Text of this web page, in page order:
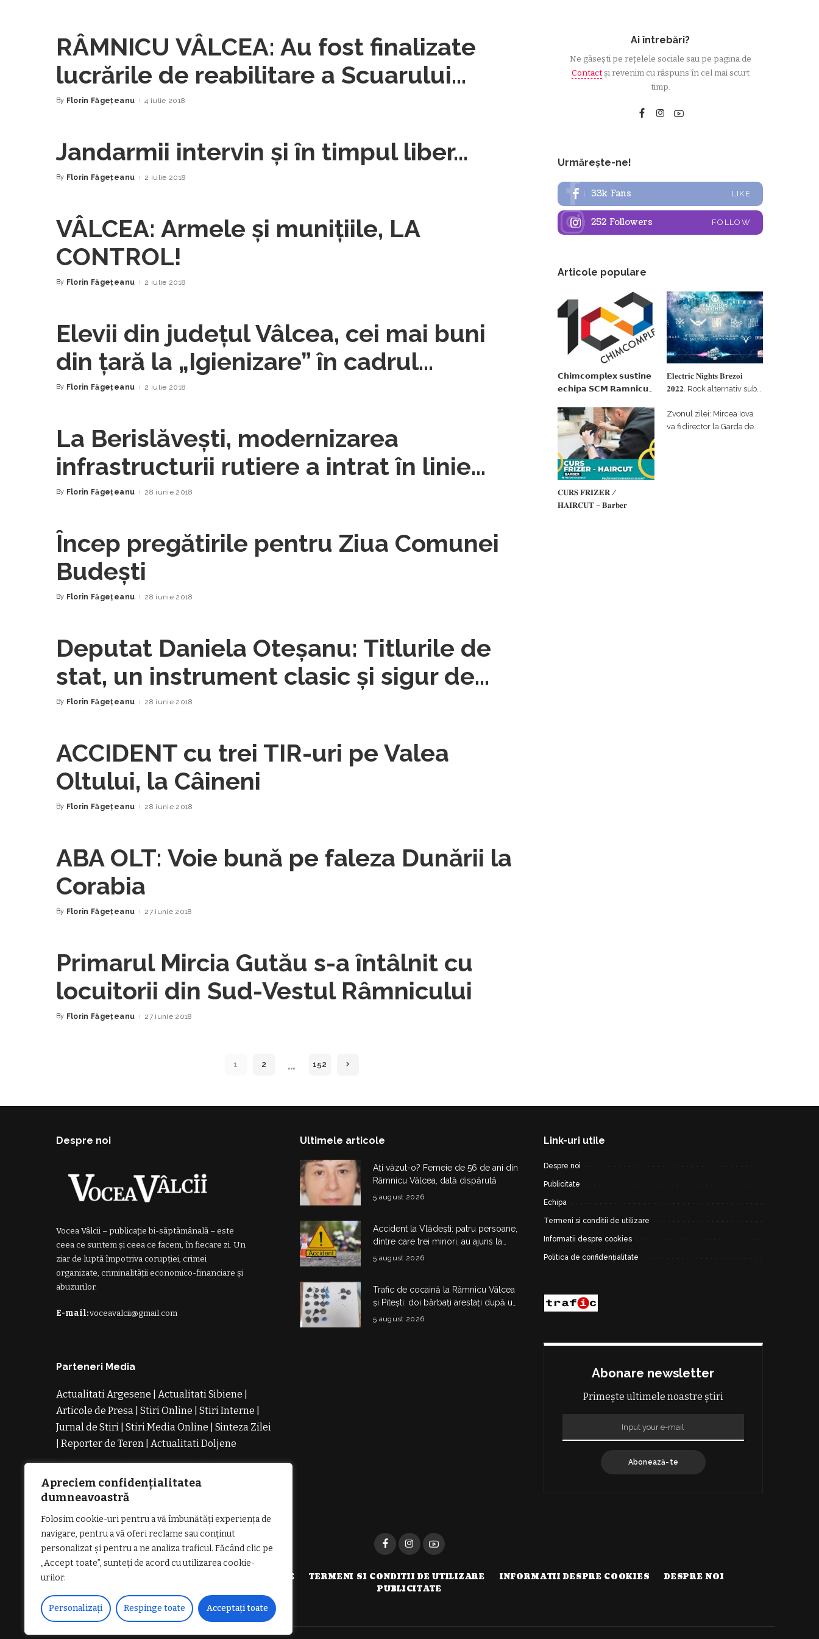
Apreciem confidențialitatea
dumneavoastră
Folosim cookie-uri pentru a vă îmbunătăți experiența de
navigare, pentru a vă oferi reclame sau conținut
personalizat și pentru a ne analiza traficul. Făcând clic pe
„Accept toate”, sunteți de acord cu utilizarea cookie-
urilor.
Personalizați Respinge toate Acceptați toate
RÂMNICU VÂLCEA: Au fost finalizate
lucrările de reabilitare a Scuarului
Revoluţiei
Posted
By Florin Făgeţeanu 4 iulie 2018
Jandarmii intervin şi în timpul liber…
Posted
By Florin Făgeţeanu 2 iulie 2018
VÂLCEA: Armele şi muniţiile, LA
CONTROL!
Posted
By Florin Făgeţeanu 2 iulie 2018
Elevii din județul Vâlcea, cei mai buni
din țară la „Igienizare” în cadrul
Concursului Național ecOprovocarea
Posted
By Florin Făgeţeanu 2 iulie 2018
La Berislăveşti, modernizarea
infrastructurii rutiere a intrat în linie
dreaptă
Posted
By Florin Făgeţeanu 28 iunie 2018
Încep pregătirile pentru Ziua Comunei
Budeşti
Posted
By Florin Făgeţeanu 28 iunie 2018
Deputat Daniela Oteşanu: Titlurile de
stat, un instrument clasic şi sigur de
economisire pentru persoanele fizice
Posted
By Florin Făgeţeanu 28 iunie 2018
ACCIDENT cu trei TIR-uri pe Valea
Oltului, la Câineni
Posted
By Florin Făgeţeanu 28 iunie 2018
ABA OLT: Voie bună pe faleza Dunării la
Corabia
Posted
By Florin Făgeţeanu 27 iunie 2018
Primarul Mircia Gutău s-a întâlnit cu
locuitorii din Sud-Vestul Râmnicului
Posted
By Florin Făgeţeanu 27 iunie 2018
1 2 … 152
Ai întrebări?
Ne găsești pe rețelele sociale sau pe pagina de
Contactși revenim cu răspuns în cel mai scurt
timp.
Urmărește-ne!
33k Fans LIKE
252 Followers FOLLOW
Articole populare
𝗖𝗵𝗶𝗺𝗰𝗼𝗺𝗽𝗹𝗲𝘅 𝘀𝘂𝘀𝘁𝗶𝗻𝗲
𝗲𝗰𝗵𝗶𝗽𝗮 𝗦𝗖𝗠 𝗥𝗮𝗺𝗻𝗶𝗰𝘂
𝗽𝗮𝗿𝘁𝗲𝗻𝗲𝗿 𝗳𝗶𝗻𝗮𝗻𝘁𝗮𝘁𝗼𝗿
𝐄𝐥𝐞𝐜𝐭𝐫𝐢𝐜 𝐍𝐢𝐠𝐡𝐭𝐬 𝐁𝐫𝐞𝐳𝐨𝐢
𝟐𝟎𝟐𝟐. Rock alternativ sub
#𝐁𝐫𝐞𝐳𝐨𝐢𝐮𝐥𝐋𝐮𝐦𝐢𝐢
𝐂𝐔𝐑𝐒 𝐅𝐑𝐈𝐙𝐄𝐑 /
𝐇𝐀𝐈𝐑𝐂𝐔𝐓 – 𝐁𝐚𝐫𝐛𝐞𝐫
Zvonul zilei: Mircea Iova
va fi director la Garda de
Despre noi
Vocea Vâlcii – publicație bi-săptămânală – este
ceea ce suntem și ceea ce facem, în fiecare zi. Un
ziar de luptă împotriva corupției, crimei
organizate, criminalității economico-financiare și
abuzurilor.
E-mail:voceavalcii@gmail.com
Parteneri Media
Actualitati Argesene Actualitati Sibiene
Articole de Presa
Stiri Online Stiri Interne
Jurnal de Stiri
Stiri Media Online
Sinteza Zilei
Reporter de Teren Actualitati Doljene
NoiRochii de RevelionRochii de BanchetRochii
de Cununie
Magazin de Rochii
Comanda Rochii de Seara
Ultimele articole
Ați văzut-o? Femeie de 56 de ani din
Râmnicu Vâlcea, dată dispărută
5 august 2026
Accident la Vlădești: patru persoane,
dintre care trei minori, au ajuns la
spital după impactul dintre două
5 august 2026
Trafic de cocaină la Râmnicu Vâlcea
și Pitești: doi bărbați arestați după un
flagrant
5 august 2026
Link-uri utile
Despre noi
Publicitate
Echipa
Termeni si conditii de utilizare
Informatii despre cookies
Politica de confidențialitate
Abonare newsletter
Primește ultimele noastre știri
Abonează-te
GDPR: POLITICA DE CONFIDENȚIALITATE TERMENI SI CONDITII DE UTILIZARE INFORMATII DESPRE COOKIES
DESPRE NOI
PUBLICITATE